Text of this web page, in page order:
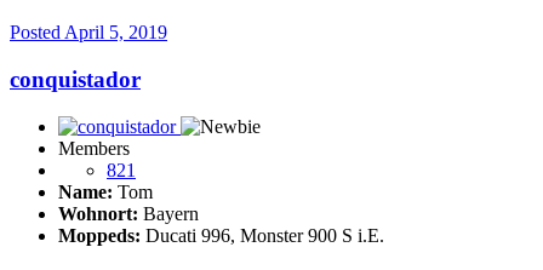
Posted April 5, 2019
conquistador
Members
821
Name: Tom
Wohnort: Bayern
Moppeds: Ducati 996, Monster 900 S i.E.